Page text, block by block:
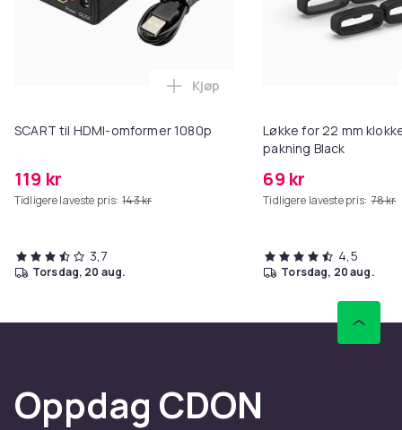
SCART til HDMI-omformer 1080p
119 kr
Tidligere laveste pris: 143 kr
Legg SCART til HDMI-omformer
Kjøp
3,7
torsdag, 20 aug.
Løkke for 22 mm
pakning Black
69 kr
Tidligere laveste pris: 78 kr
4,5
torsdag, 20 aug.
Oppdag CDON